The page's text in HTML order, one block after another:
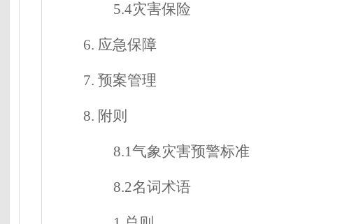
5.4灾害保险
6. 应急保障
7. 预案管理
8. 附则
8.1气象灾害预警标准
8.2名词术语